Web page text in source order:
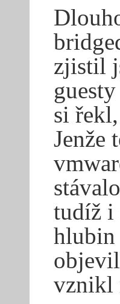
zjistil
si
Jenže
tudíž i
hlubin
vznikl